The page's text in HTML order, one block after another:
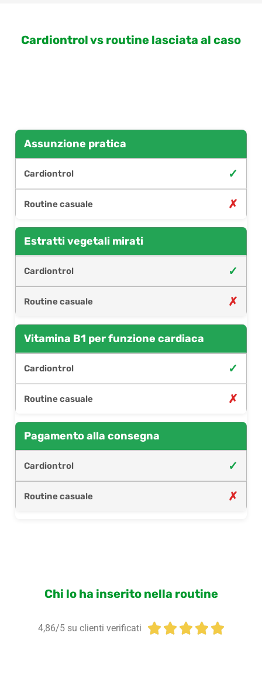
Cardiontrol vs routine lasciata al caso
Assunzione pratica
✓
✗
Estratti vegetali mirati
✓
✗
Vitamina B1 per funzione cardiaca
✓
✗
Pagamento alla consegna
✓
✗
Chi lo ha inserito nella routine
4,86/5 su clienti verificati     